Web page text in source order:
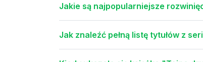
Jakie są najpopularniejsze
Jak znaleźć pełną listę tytułów z